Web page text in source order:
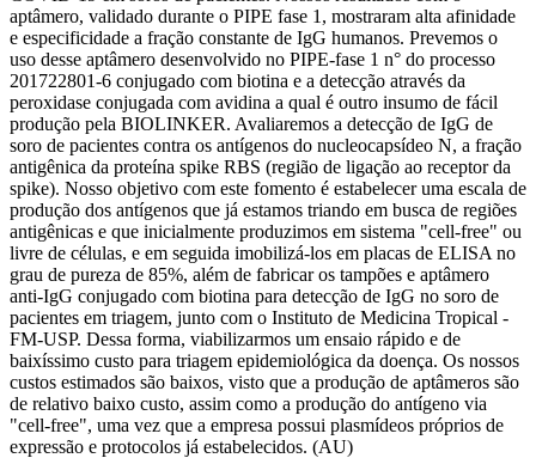
aptâmero, validado durante o PIPE fase 1, mostraram alta afinidade
e especificidade a fração constante de IgG humanos. Prevemos o
uso desse aptâmero desenvolvido no PIPE-fase 1 n° do processo
201722801-6 conjugado com biotina e a detecção através da
peroxidase conjugada com avidina a qual é outro insumo de fácil
produção pela BIOLINKER. Avaliaremos a detecção de IgG de
soro de pacientes contra os antígenos do nucleocapsídeo N, a fração
antigênica da proteína spike RBS (região de ligação ao receptor da
spike). Nosso objetivo com este fomento é estabelecer uma escala de
produção dos antígenos que já estamos triando em busca de regiões
antigênicas e que inicialmente produzimos em sistema "cell-free" ou
livre de células, e em seguida imobilizá-los em placas de ELISA no
grau de pureza de 85%, além de fabricar os tampões e aptâmero
anti-IgG conjugado com biotina para detecção de IgG no soro de
pacientes em triagem, junto com o Instituto de Medicina Tropical -
FM-USP. Dessa forma, viabilizarmos um ensaio rápido e de
baixíssimo custo para triagem epidemiológica da doença. Os nossos
custos estimados são baixos, visto que a produção de aptâmeros são
de relativo baixo custo, assim como a produção do antígeno via
"cell-free", uma vez que a empresa possui plasmídeos próprios de
expressão e protocolos já estabelecidos. (AU)